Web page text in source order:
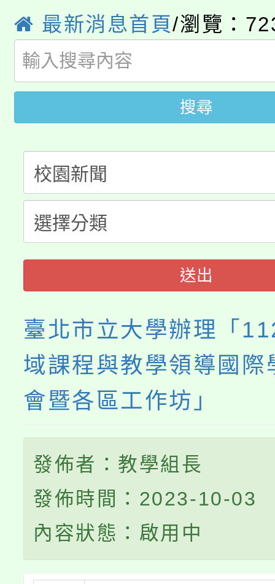
生本土語及新住民語歌
公告本校115學年度第
代理(課)教師甄選結果(
公告本校115學年度第
代理(課)教師甄選結果(
轉知中國文化大學推廣
《TA101》溝通分析基
心理、諮商輔導、社會
系所師生報名參加。
轉知苗栗縣政府辦理
門員」簡章及活動海報
踴躍報名參加。
要點
「桃園市補助參觀特色
展演活動實施計畫」
115年度「教育部表揚
義教育推展貢獻獎」
最新消息首頁/瀏覽：
搜尋
送出
臺北市立大學辦理「
域課程與教學領導國際
會暨各區工作坊」
發佈者：教學組長
發佈時間：2023-10-03
內容狀態：啟用中